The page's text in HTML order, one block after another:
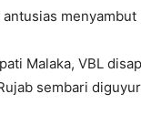
menyambut
Malaka, VBL
sembari